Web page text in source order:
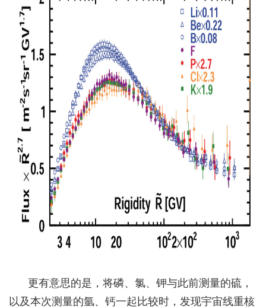
更有意思的是，将磷、氯、钾与此前测量的硫，
以及本次测量的氩、钙一起比较时，发现宇宙线重核